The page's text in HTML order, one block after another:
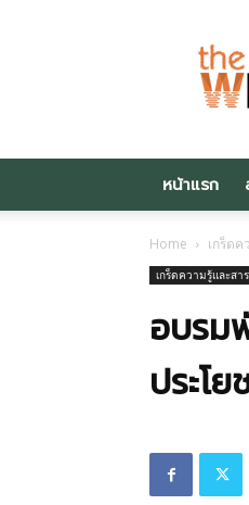
หน้าแรก
Home เกร็ด
เกร็ดความรู้และสา
อบรม
ประโ